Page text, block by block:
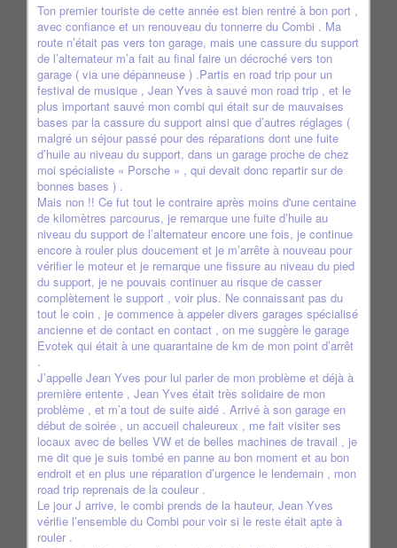
Ton premier touriste de cette année est bien rentré à bon port ,
avec confiance et un renouveau du tonnerre du Combi . Ma
route n’était pas vers ton garage, mais une cassure du support
de l’alternateur m’a fait au final faire un décroché vers ton
garage ( via une dépanneuse ) .Partis en road trip pour un
festival de musique , Jean Yves à sauvé mon road trip , et le
plus important sauvé mon combi qui était sur de mauvaises
bases par la cassure du support ainsi que d’autres réglages (
malgré un séjour passé pour des réparations dont une fuite
d’huile au niveau du support, dans un garage proche de chez
moi spécialiste « Porsche » , qui devait donc repartir sur de
bonnes bases ) .
Mais non !! Ce fut tout le contraire après moins d'une centaine
de kilomètres parcourus, je remarque une fuite d’huile au
niveau du support de l’alternateur encore une fois, je continue
encore à rouler plus doucement et je m’arrête à nouveau pour
vérifier le moteur et je remarque une fissure au niveau du pied
du support, je ne pouvais continuer au risque de casser
complètement le support , voir plus. Ne connaissant pas du
tout le coin , je commence à appeler divers garages spécialisé
ancienne et de contact en contact , on me suggère le garage
Evotek qui était à une quarantaine de km de mon point d’arrêt
.
J’appelle Jean Yves pour lui parler de mon problème et déjà à
première entente , Jean Yves était très solidaire de mon
problème , et m’a tout de suite aidé . Arrivé à son garage en
début de soirée , un accueil chaleureux , me fait visiter ses
locaux avec de belles VW et de belles machines de travail , je
me dit que je suis tombé en panne au bon moment et au bon
endroit et en plus une réparation d’urgence le lendemain , mon
road trip reprenais de la couleur .
Le jour J arrive, le combi prends de la hauteur, Jean Yves
vérifie l’ensemble du Combi pour voir si le reste était apte à
rouler .